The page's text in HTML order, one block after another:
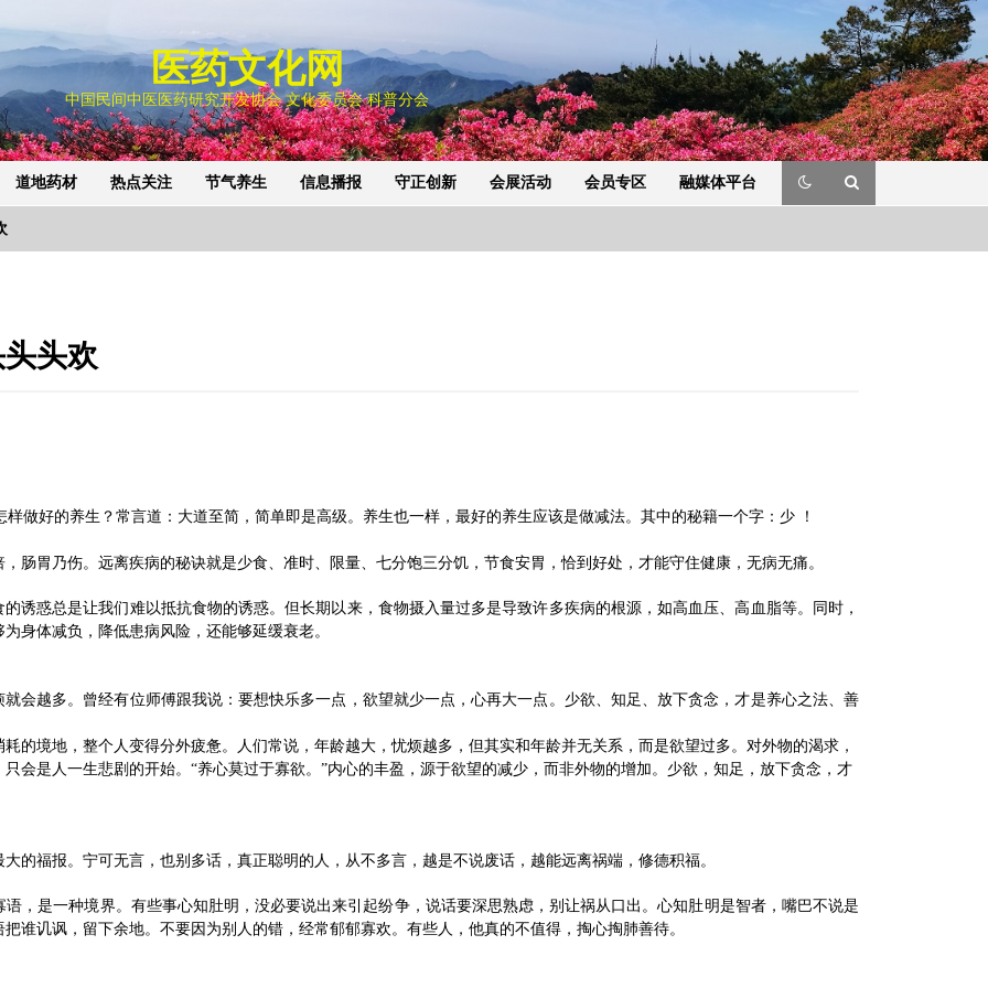
医药文化网
中国民间中医医药研究开发协会 文化委员会 科普分会
道地药材 热点关注 节气养生 信息播报 守正创新 会展活动 会员专区 融媒体平台
头欢
做好的养生？常言道：大道至简，简单即是高级。养生也一样，最好的养生应该是做减法。其中的秘籍一个字：少 ！
肠胃乃伤。远离疾病的秘诀就是少食、准时、限量、七分饱三分饥，节食安胃，恰到好处，才能守住健康，无病无痛。
诱惑总是让我们难以抵抗食物的诱惑。但长期以来，食物摄入量过多是导致许多疾病的根源，如高血压、高血脂等。同时，
身体减负，降低患病风险，还能够延缓衰老。
会越多。曾经有位师傅跟我说：要想快乐多一点，欲望就少一点，心再大一点。少欲、知足、放下贪念，才是养心之法、善
的境地，整个人变得分外疲惫。 人们常说，年龄越大，忧烦越多，但其实和年龄并无关系，而是欲望过多。 对外物的渴求，
会是人一生悲剧的开始。“养心莫过于寡欲。”内心的丰盈，源于欲望的减少，而非外物的增加。少欲，知足，放下贪念，才
的福报。宁可无言，也别多话，真正聪明的人，从不多言，越是不说废话，越能远离祸端，修德积福。
，是一种境界。有些事心知肚明，没必要说出来引起纷争，说话要深思熟虑，别让祸从口出。心知肚明是智者，嘴巴不说是
谁讥讽，留下余地。不要因为别人的错，经常郁郁寡欢。有些人，他真的不值得，掏心掏肺善待。